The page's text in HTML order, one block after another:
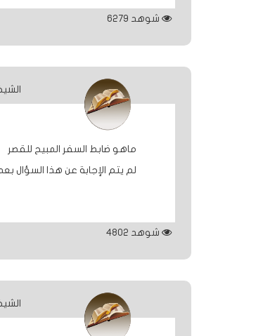
شوهد 6279
ماهو ضابط السفر المبيح للقصر
لم يتم الإجابة عن هذا السؤال بعد
شوهد 4802